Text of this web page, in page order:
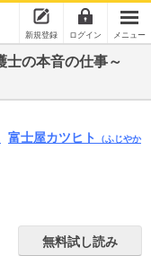
新規登録 ログイン メニュー
士の本音の仕事～
富士屋カツヒト
（ふじやか
無料試し読み